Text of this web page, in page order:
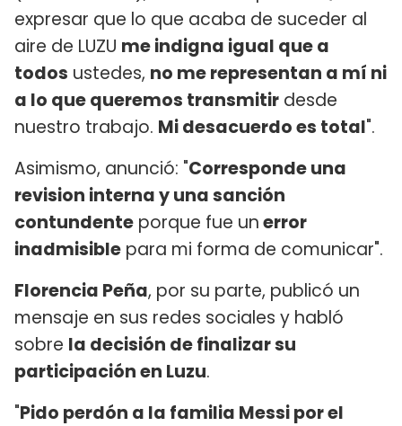
expresar que lo que acaba de suceder al
aire de LUZU me indigna igual que a
todos ustedes, no me representan a mí ni
a lo que queremos transmitir desde
nuestro trabajo. Mi desacuerdo es total".
Asimismo, anunció: "Corresponde una
revision interna y una sanción
contundente porque fue unerror
inadmisible para mi forma de comunicar".
Florencia Peña, por su parte, publicó un
mensaje en sus redes sociales y habló
sobre la decisión de finalizar su
participación en Luzu.
"Pido perdón a la familia Messi por el